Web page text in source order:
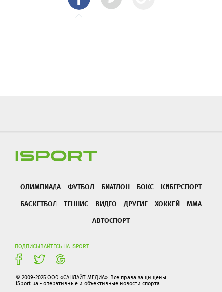
ОЛИМПИАДА ФУТБОЛ БИАТЛОН БОКС
КИБЕРСПОРТ
БАСКЕТБОЛ
ТЕННИС ВИДЕО ДРУГИЕ ХОККЕЙ
ММА
АВТОСПОРТ
ПОДПИСЫВАЙТЕСЬ НА ISPORT
© 2009-2025 ООО «САНЛАЙТ МЕДИА». Все права защищены.
iSport.ua - оперативные и объективные новости спорта.